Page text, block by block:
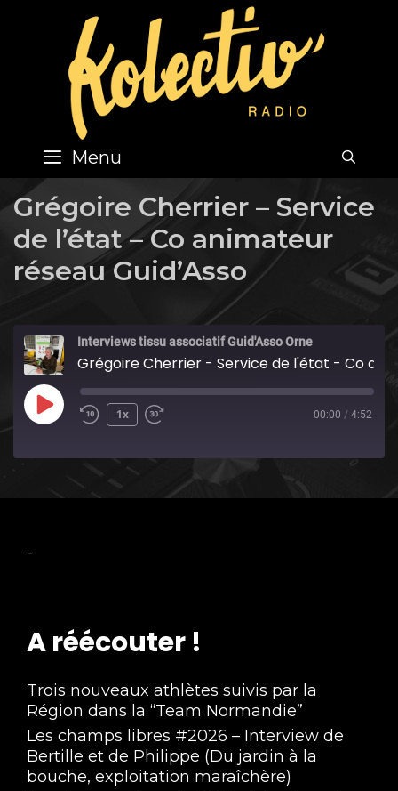
content
Menu
Grégoire Cherrier – Service
de l’état – Co animateur
réseau Guid’Asso
Interviews tissu associatif Guid'Asso Orne
Play
1x 00:00 / 4:52
-
A réécouter !
Trois nouveaux athlètes suivis par la
Région dans la “Team Normandie”
Les champs libres #2026 – Interview de
Bertille et de Philippe (Du jardin à la
bouche, exploitation maraîchère)